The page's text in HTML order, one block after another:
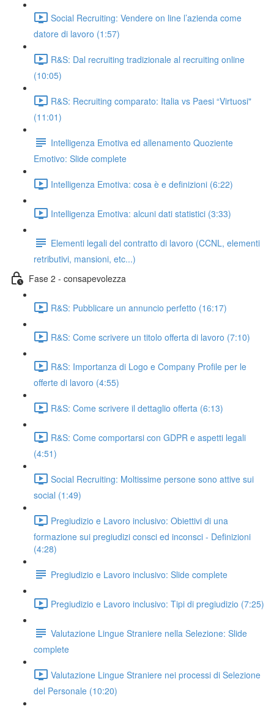
Social Recruiting: Vendere on line l’azienda come
datore di lavoro (1:57)
R&S: Dal recruiting tradizionale al recruiting online
(10:05)
R&S: Recruiting comparato: Italia vs Paesi “Virtuosi"
(11:01)
Intelligenza Emotiva ed allenamento Quoziente
Emotivo: Slide complete
Intelligenza Emotiva: cosa è e definizioni (6:22)
Intelligenza Emotiva: alcuni dati statistici (3:33)
Elementi legali del contratto di lavoro (CCNL, elementi
retributivi, mansioni, etc...)
Fase 2 - consapevolezza
R&S: Pubblicare un annuncio perfetto (16:17)
R&S: Come scrivere un titolo offerta di lavoro (7:10)
R&S: Importanza di Logo e Company Profile per le
offerte di lavoro (4:55)
R&S: Come scrivere il dettaglio offerta (6:13)
R&S: Come comportarsi con GDPR e aspetti legali
(4:51)
Social Recruiting: Moltissime persone sono attive sui
social (1:49)
Pregiudizio e Lavoro inclusivo: Obiettivi di una
formazione sui pregiudizi consci ed inconsci - Definizioni
(4:28)
Pregiudizio e Lavoro inclusivo: Slide complete
Pregiudizio e Lavoro inclusivo: Tipi di pregiudizio (7:25)
Valutazione Lingue Straniere nella Selezione: Slide
complete
Valutazione Lingue Straniere nei processi di Selezione
del Personale (10:20)